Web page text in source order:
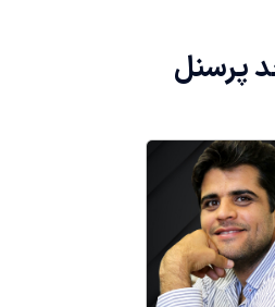
پرسنل